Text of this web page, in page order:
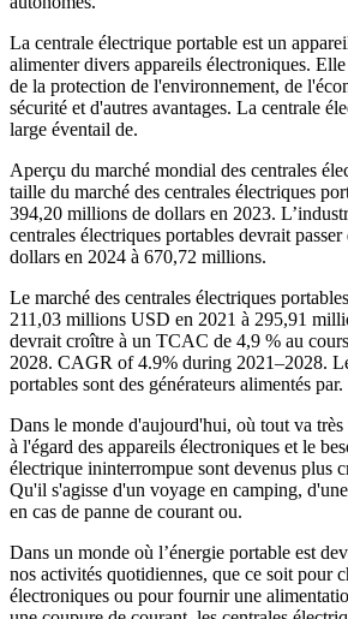
La centrale électrique portable est un
alimenter divers appareils électroniques. Elle
de la protection de l'environnement, de
sécurité et d'autres avantages. La centrale
large éventail de.
Aperçu du marché mondial des centrales
taille du marché des centrales électriques
394,20 millions de dollars en 2023.
centrales électriques portables devrait
dollars en 2024 à 670,72 millions.
Le marché des centrales électriques
211,03 millions USD en 2021 à 295,91
devrait croître à un TCAC de 4,9 % au
2028. CAGR of 4.9% during 2021–2028.
portables sont des générateurs alimentés par.
Dans le monde d'aujourd'hui, où tout va
à l'égard des appareils électroniques et le
électrique ininterrompue sont devenus plus
Qu'il s'agisse d'un voyage en camping,
en cas de panne de courant ou.
Dans un monde où l’énergie portable est
nos activités quotidiennes, que ce soit pour
électroniques ou pour fournir une